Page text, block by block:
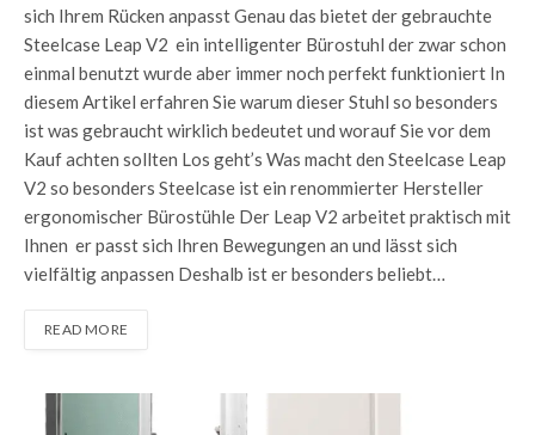
sich Ihrem Rücken anpasst Genau das bietet der gebrauchte
Steelcase Leap V2 ein intelligenter Bürostuhl der zwar schon
einmal benutzt wurde aber immer noch perfekt funktioniert In
diesem Artikel erfahren Sie warum dieser Stuhl so besonders
ist was gebraucht wirklich bedeutet und worauf Sie vor dem
Kauf achten sollten Los geht’s Was macht den Steelcase Leap
V2 so besonders Steelcase ist ein renommierter Hersteller
ergonomischer Bürostühle Der Leap V2 arbeitet praktisch mit
Ihnen er passt sich Ihren Bewegungen an und lässt sich
vielfältig anpassen Deshalb ist er besonders beliebt…
READ MORE